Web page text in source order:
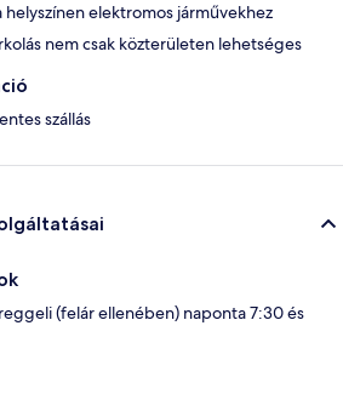
helyszínen elektromos járművekhez
nem csak közterületen lehetséges
szállás
(felár ellenében) naponta 7:30 és